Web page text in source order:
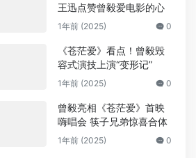
王迅点赞曾毅爱电影的心
1年前 (2025) 0
《苍茫爱》看点！曾毅毁
容式演技上演“变形记”
1年前 (2025) 0
曾毅亮相《苍茫爱》首映
嗨唱会 筷子兄弟惊喜合体
1年前 (2025) 0